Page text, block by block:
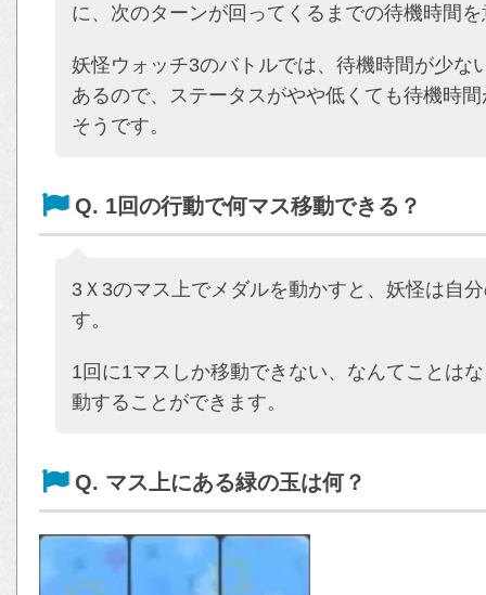
に、次のターンが回ってくるまでの待機時間
妖怪ウォッチ3のバトルでは、待機時間が少な
あるので、ステータスがやや低くても待機時
そうです。
Q. 1回の行動で何マス移動できる？
3Ｘ3のマス上でメダルを動かすと、妖怪は自
す。
1回に1マスしか移動できない、なんてことは
動することができます。
Q. マス上にある緑の玉は何？